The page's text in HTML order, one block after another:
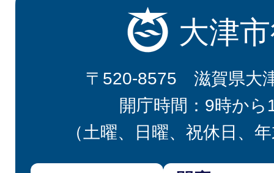
大津
〒520-8575 滋賀県大
開庁時間：9時から
（土曜、日曜、祝休日、